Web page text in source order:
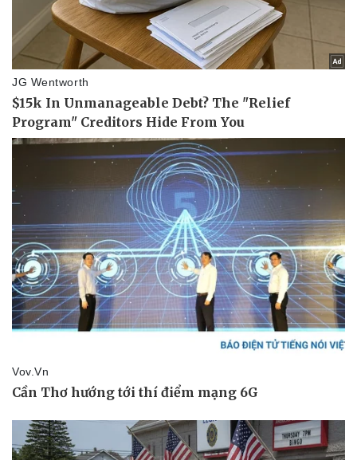
Pháp luật
Vụ án
Tư vấn luật
Vũ khí
Phân tích